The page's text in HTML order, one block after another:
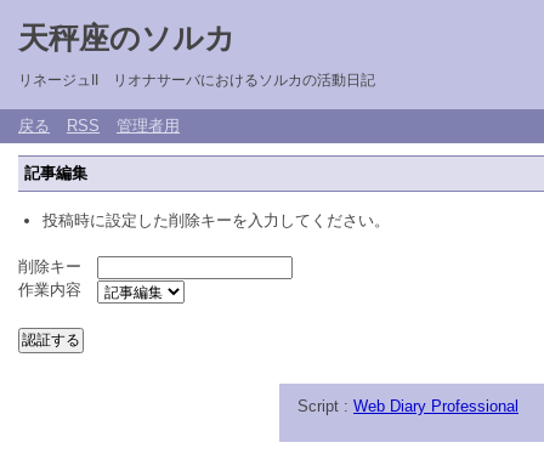
天秤座のソルカ
リネージュII リオナサーバにおけるソルカの活動日記
戻る RSS 管理者用
記事編集
投稿時に設定した削除キーを入力してください。
削除キー
作業内容
Script : Web Diary Professional